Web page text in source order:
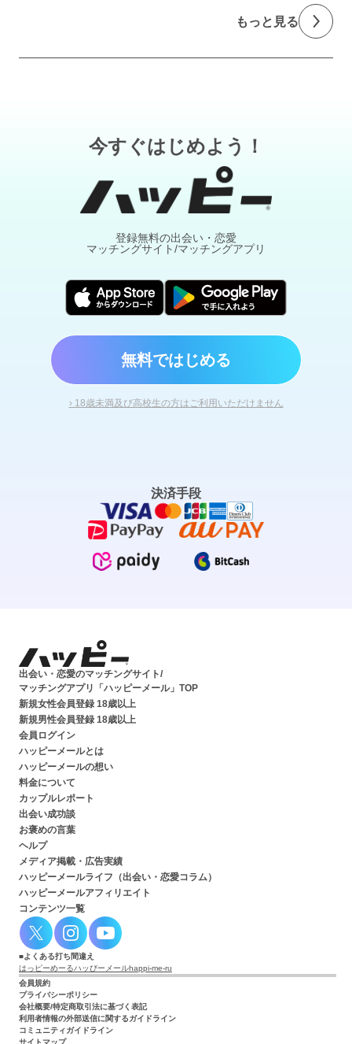
もっと見る
今すぐはじめよう！
登録無料の出会い・恋愛
マッチングサイト/マッチングアプリ
無料ではじめる
› 18歳未満及び高校生の方はご利用いただけません
決済手段
出会い・恋愛のマッチングサイト/
マッチングアプリ「ハッピーメール」TOP
新規女性会員登録 18歳以上
新規男性会員登録 18歳以上
会員ログイン
ハッピーメールとは
ハッピーメールの想い
料金について
カップルレポート
出会い成功談
お褒めの言葉
ヘルプ
メディア掲載・広告実績
ハッピーメールライフ（出会い・恋愛コラム）
ハッピーメールアフィリエイト
コンテンツ一覧
よくある打ち間違え
はっピーめーるハッぴーメールhappi-me-ru
会員規約
プライバシーポリシー
会社概要/特定商取引法に基づく表記
利用者情報の外部送信に関するガイドライン
コミュニティガイドライン
サイトマップ